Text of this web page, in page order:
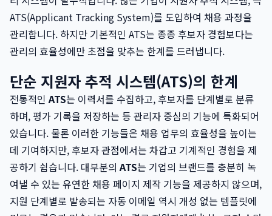
ATS(Applicant Tracking System)를 도입하여 채용 과정을
관리합니다. 하지만 기본적인 ATS는 종종 후보자 경험보다는
관리의 효율성에만 초점을 맞추는 한계를 드러냅니다.
단순 지원자 추적 시스템(ATS)의 한계
전통적인ATS는 이력서를 수집하고, 후보자를 단계별로 분류
하며, 평가 기록을 저장하는 등 관리자 중심의 기능에 특화되어
있습니다. 물론 이러한 기능들은 채용 업무의 효율성을 높이는
데 기여하지만, 후보자 관점에서는 차갑고 기계적인 경험을 제
공하기 쉽습니다. 대부분의ATS는 기업의 브랜드를 충분히 녹
여낼 수 있는 유연한 채용 페이지 제작 기능을 제공하지 않으며,
지원 단계별로 발송되는 자동 이메일 역시 개성 없는 템플릿에